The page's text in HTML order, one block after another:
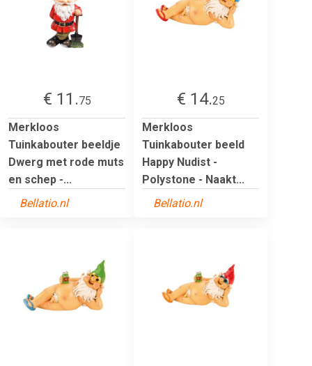
€ 11.75
Merkloos
Tuinkabouter beeldje
Dwerg met rode muts
en schep -...
Bellatio.nl
€ 14.25
Merkloos
Tuinkabouter beeld
Happy Nudist -
Polystone - Naakt...
Bellatio.nl